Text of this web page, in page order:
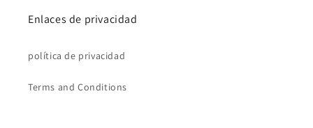
Enlaces de privacidad
política de privacidad
Terms and Conditions